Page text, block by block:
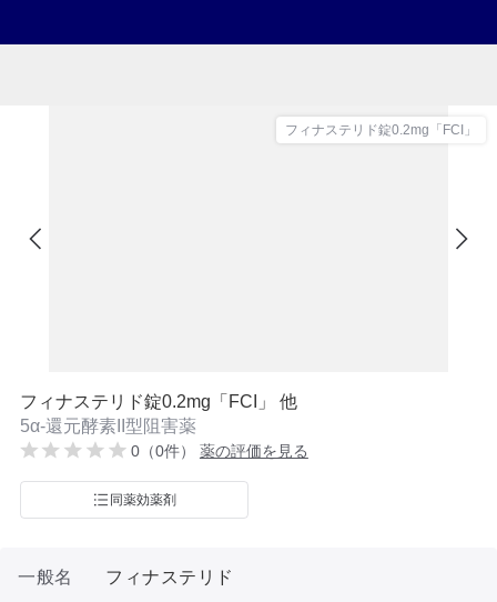
フィナステリド錠0.2mg「FCI」
フィナステリド錠0.2mg「FCI」 他
5α-還元酵素II型阻害薬
0（0件） 薬の評価を見る
同薬効薬剤
一般名
フィナステリド